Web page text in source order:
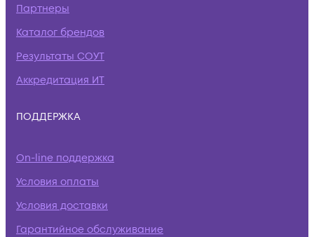
Партнеры
Каталог брендов
Результаты СОУТ
Аккредитация ИТ
ПОДДЕРЖКА
On-line поддержка
Условия оплаты
Условия доставки
Гарантийное обслуживание